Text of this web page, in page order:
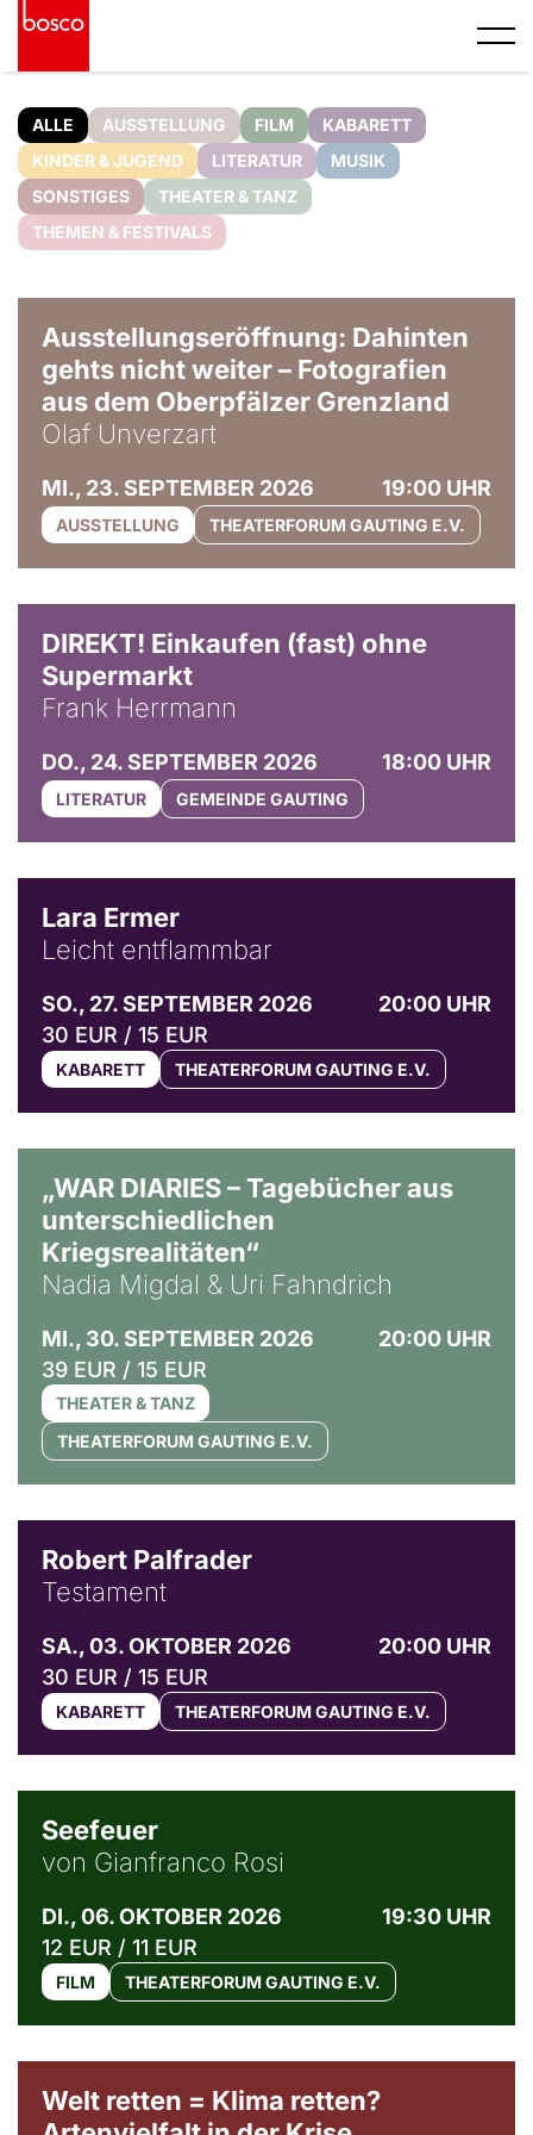
ALLE AUSSTELLUNG FILM
KABARETT
KINDER & JUGEND
LITERATUR
MUSIK
SONSTIGES
THEATER & TANZ
THEMEN & FESTIVALS
Ausstellungseröffnung: Dahinten
gehts nicht weiter – Fotografien
aus dem Oberpfälzer Grenzland
Olaf Unverzart
MI., 23. SEPTEMBER 2026 19:00 UHR
AUSSTELLUNG THEATERFORUM GAUTING E.V.
DIREKT! Einkaufen (fast) ohne
Supermarkt
Frank Herrmann
DO., 24. SEPTEMBER 2026 18:00 UHR
LITERATUR GEMEINDE GAUTING
Lara Ermer
Leicht entflammbar
SO., 27. SEPTEMBER 2026
20:00 UHR
30 EUR / 15 EUR
KABARETT THEATERFORUM GAUTING E.V.
„WAR DIARIES – Tagebücher aus
unterschiedlichen
Kriegsrealitäten“
Nadia Migdal & Uri Fahndrich
MI., 30. SEPTEMBER 2026
20:00 UHR
39 EUR / 15 EUR
THEATER & TANZ
THEATERFORUM GAUTING E.V.
Robert Palfrader
Testament
SA., 03. OKTOBER 2026
20:00 UHR
30 EUR / 15 EUR
KABARETT THEATERFORUM GAUTING E.V.
Seefeuer
von Gianfranco Rosi
DI., 06. OKTOBER 2026
19:30 UHR
12 EUR / 11 EUR
FILM THEATERFORUM GAUTING E.V.
Welt retten = Klima retten?